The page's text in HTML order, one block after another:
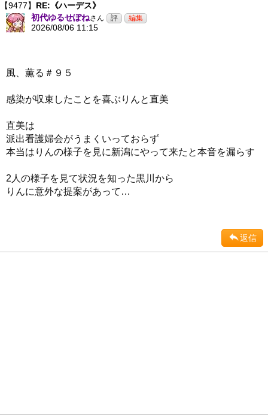
【9477】 RE:《ハーデス》
初代ゆるせぽねさん
2026/08/06 11:15
風、薫る＃９５
感染が収束したことを喜ぶりんと直美
直美は
派出看護婦会がうまくいっておらず
本当はりんの様子を見に新潟にやって来たと本音を漏らす
2人の様子を見て状況を知った黒川から
りんに意外な提案があって…
返信